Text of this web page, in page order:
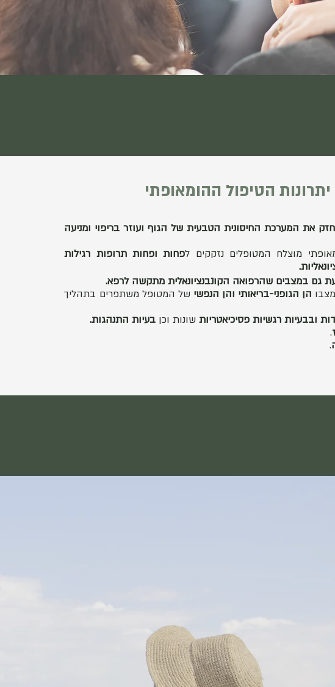
יתרונות הטיפול ההומאופתי
את המערכת החיסונית הטבעית של הגוף ועוזר בריפוי ומניעה
מוצלח המטופלים נזקקים לפחות ופחות תרופות רגילות
גם במצבים שהרפואה הקונבנציונאלית מתקשה לרפא.
הן הגופני-בריאותי והן הנפשי של המטופל משתפרים בתהליך
ובבעיות רגשיות פסיכיאטריות שונות וכן בעיות התנהגות.
.
.